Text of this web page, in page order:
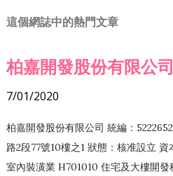
這個網誌中的熱門文章
柏嘉開發股份有限公司
7/01/2020
柏嘉開發股份有限公司 統編：
路2段77號10樓之1 狀態：核准設立
室內裝潢業 H701010 住宅及大樓開